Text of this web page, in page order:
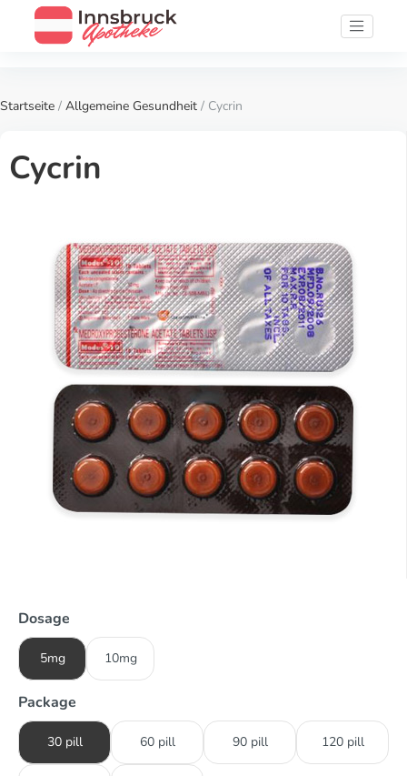
Startseite / Allgemeine Gesundheit / Cycrin
Cycrin
Dosage
5mg 10mg
Package
30 pill 60 pill 90 pill 120 pill